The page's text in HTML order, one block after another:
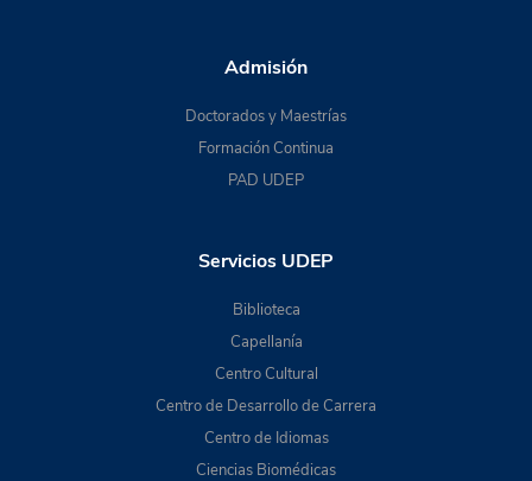
Admisión
Doctorados y Maestrías
Formación Continua
PAD UDEP
Servicios UDEP
Biblioteca
Capellanía
Centro Cultural
Centro de Desarrollo de Carrera
Centro de Idiomas
Ciencias Biomédicas